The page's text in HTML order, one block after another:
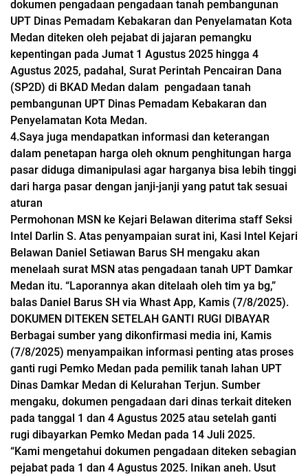
dokumen pengadaan pengadaan tanah pembangunan
UPT Dinas Pemadam Kebakaran dan Penyelamatan Kota
Medan diteken oleh pejabat di jajaran pemangku
kepentingan pada Jumat 1 Agustus 2025 hingga 4
Agustus 2025, padahal, Surat Perintah Pencairan Dana
(SP2D) di BKAD Medan dalam pengadaan tanah
pembangunan UPT Dinas Pemadam Kebakaran dan
Penyelamatan Kota Medan.
4.Saya juga mendapatkan informasi dan keterangan
dalam penetapan harga oleh oknum penghitungan harga
pasar diduga dimanipulasi agar harganya bisa lebih tinggi
dari harga pasar dengan janji-janji yang patut tak sesuai
aturan
Permohonan MSN ke Kejari Belawan diterima staff Seksi
Intel Darlin S. Atas penyampaian surat ini, Kasi Intel Kejari
Belawan Daniel Setiawan Barus SH mengaku akan
menelaah surat MSN atas pengadaan tanah UPT Damkar
Medan itu. “Laporannya akan ditelaah oleh tim ya bg,”
balas Daniel Barus SH via Whast App, Kamis (7/8/2025).
DOKUMEN DITEKEN SETELAH GANTI RUGI DIBAYAR
Berbagai sumber yang dikonfirmasi media ini, Kamis
(7/8/2025) menyampaikan informasi penting atas proses
ganti rugi Pemko Medan pada pemilik tanah lahan UPT
Dinas Damkar Medan di Kelurahan Terjun. Sumber
mengaku, dokumen pengadaan dari dinas terkait diteken
pada tanggal 1 dan 4 Agustus 2025 atau setelah ganti
rugi dibayarkan Pemko Medan pada 14 Juli 2025.
“Kami mengetahui dokumen pengadaan diteken sebagian
pejabat pada 1 dan 4 Agustus 2025. Inikan aneh. Usut